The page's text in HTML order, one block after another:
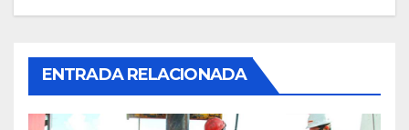
ENTRADA RELACIONADA